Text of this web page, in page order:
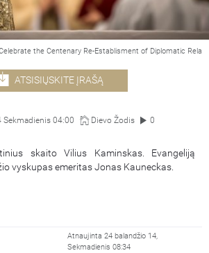
the Centenary Re-Establisment of Diplomatic
ATSISIŲSKITE ĮRAŠĄ
Sekmadienis 04:00 Dievo Žodis 0
skaito Vilius Kaminskas. Evangeliją
vyskupas emeritas Jonas Kauneckas.
Atnaujinta 24 balandžio 14,
Sekmadienis 08:34